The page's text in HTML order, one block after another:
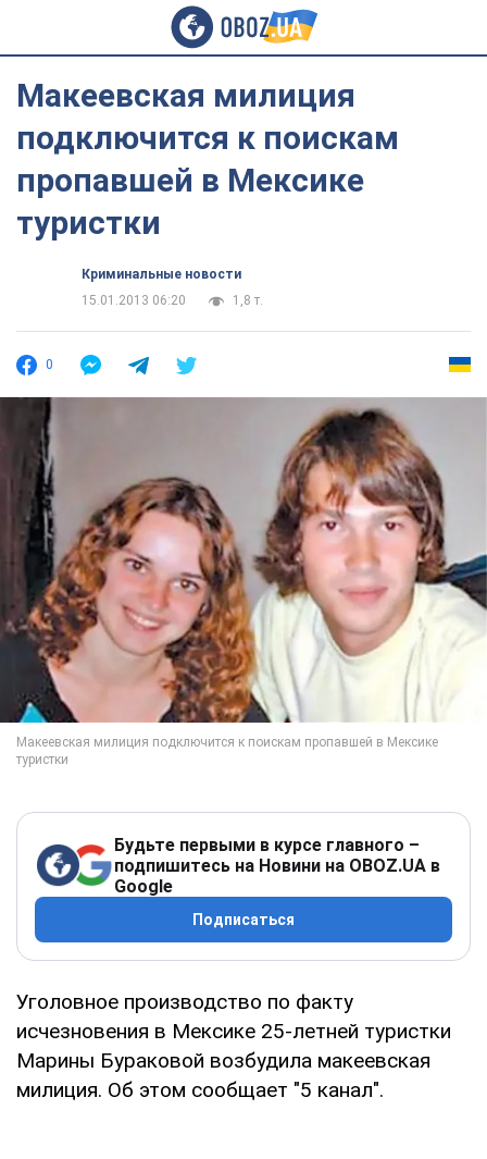
Макеевская милиция
подключится к поискам
пропавшей в Мексике
туристки
Криминальные новости
15.01.2013 06:20
1,8 т.
0
Будьте первыми в курсе главного –
подпишитесь на Новини на OBOZ.UA в
Google
Подписаться
Уголовное производство по факту
исчезновения в Мексике 25-летней туристки
Марины Бураковой возбудила макеевская
милиция. Об этом сообщает "5 канал".